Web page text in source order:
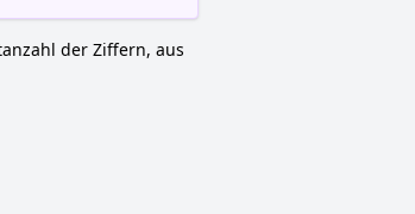
der Ziffern, aus